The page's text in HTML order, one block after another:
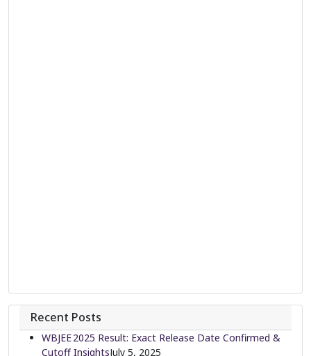
Recent Posts
WBJEE 2025 Result: Exact Release Date Confirmed &
Cutoff InsightsJuly 5, 2025